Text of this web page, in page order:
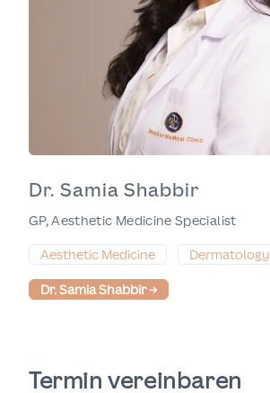
Dr. Samia Shabbir
GP, Aesthetic Medicine Specialist
Aesthetic Medicine
Dermatology
Dr. Samia Shabbir→
Termin vereinbaren